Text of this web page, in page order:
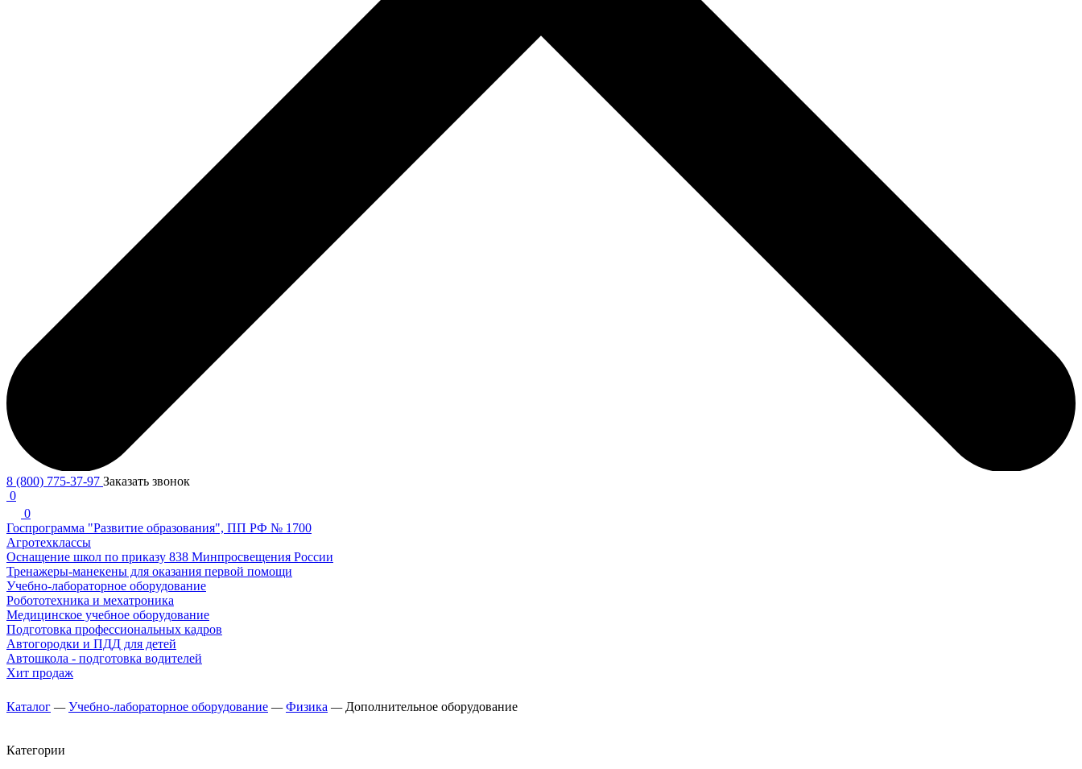
8 (800) 775-37-97 Заказать звонок
0
0
Госпрограмма "Развитие образования", ПП РФ № 1700
Агротехклассы
Оснащение школ по приказу 838 Минпросвещения России
Тренажеры-манекены для оказания первой помощи
Учебно-лабораторное оборудование
Робототехника и мехатроника
Медицинское учебное оборудование
Подготовка профессиональных кадров
Автогородки и ПДД для детей
Автошкола - подготовка водителей
Хит продаж
Каталог —Учебно-лабораторное оборудование —Физика — Дополнительное оборудование
Категории